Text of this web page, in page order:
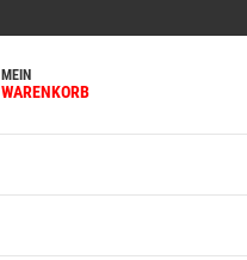
MEIN
WARENKORB